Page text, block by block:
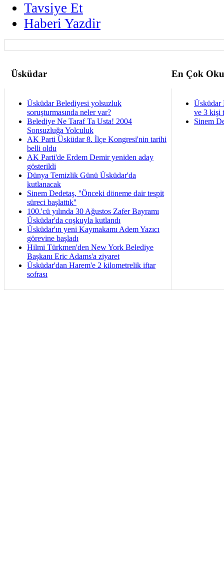
Tavsiye Et
Haberi Yazdir
Üsküdar En Çok
Üsküdar Belediyesi yolsuzluk
soruşturmasında neler var?
Belediye Ne Taraf Ta Usta! 2004
Sonsuzluğa Yolculuk
AK Parti Üsküdar 8. İlçe Kongresi'nin tarihi
belli oldu
AK Parti'de Erdem Demir yeniden aday
gösterildi
Dünya Temizlik Günü Üsküdar'da
kutlanacak
Sinem Dedetaş, ''Önceki döneme dair tespit
süreci başlattık''
100.'cü yılında 30 Ağustos Zafer Bayramı
Üsküdar'da coşkuyla kutlandı
Üsküdar'ın yeni Kaymakamı Adem Yazıcı
görevine başladı
Hilmi Türkmen'den New York Belediye
Başkanı Eric Adams'a ziyaret
Üsküdar'dan Harem'e 2 kilometrelik iftar
sofrası
Üsküdar
ve 3 kişi
Sinem